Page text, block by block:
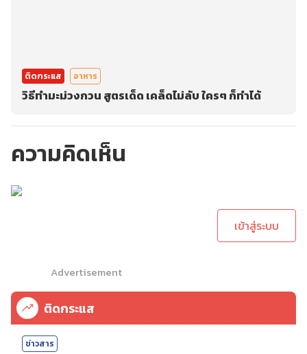
ติดกระแส อาหาร
วิธีทำมะม่วงกวน สูตรเด็ด เคล็ดไม่ลับ ใครๆ ก็ทำได้
ความคิดเห็น
เข้าสู่ระบบ
Advertisement
ติดกระแส
ข่าวสาร